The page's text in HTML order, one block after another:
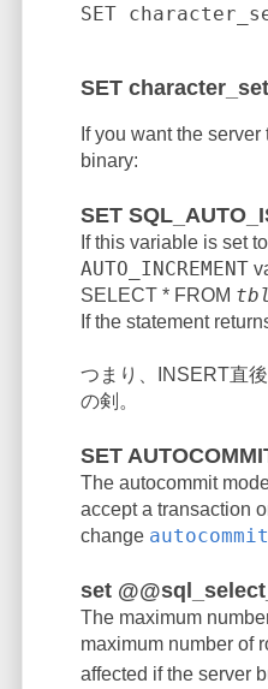
SET
SET
If you want the
binary:
SET
If this variable is set
AUTO_INCREMENT
SELECT * FROM
If the statement
つまり、INSERT直後
の剣。
SET
The autocommit
accept a transaction
change autocommit
set
The maximum
maximum number of
affected if the server